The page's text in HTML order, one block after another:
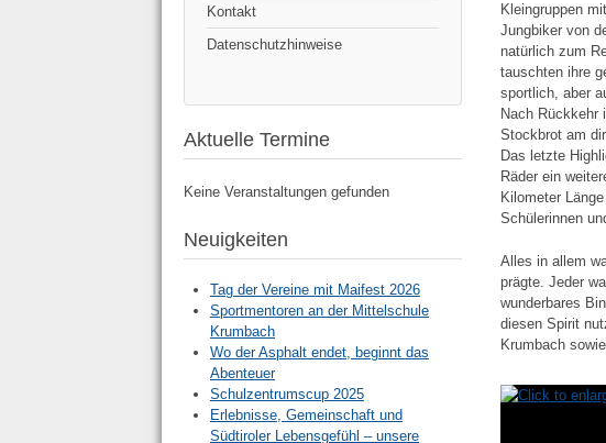
Kontakt
Datenschutzhinweise
Aktuelle Termine
Keine Veranstaltungen gefunden
Neuigkeiten
Tag der Vereine mit Maifest 2026
Sportmentoren an der Mittelschule
Krumbach
Wo der Asphalt endet, beginnt das
Abenteuer
Schulzentrumscup 2025
Erlebnisse, Gemeinschaft und
Südtiroler Lebensgefühl – unsere
Kleingruppen
Jungbiker von
natürlich zum
tauschten ihre
sportlich, aber
Nach Rückkehr
Stockbrot am
Das letzte
Räder ein
Kilometer
Schülerinnen
Alles in allem
prägte. Jeder
wunderbares
diesen Spirit
Krumbach